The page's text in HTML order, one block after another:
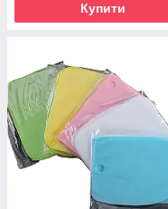
Купити